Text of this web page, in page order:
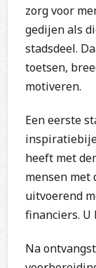
zorg voor
gedijen als
stadsdeel.
toetsen,
motiveren.
Een eerste
heeft met
mensen
uitvoerend
financiers. U
Na